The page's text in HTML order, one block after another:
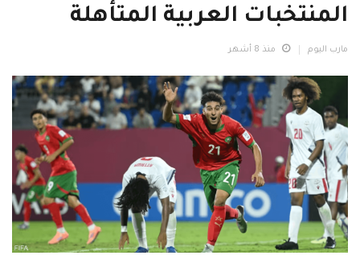
المنتخبات العربية المتأهلة
مارب اليوم منذ 8 أشهر